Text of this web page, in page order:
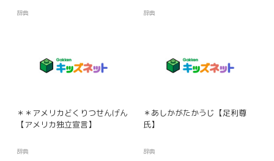
辞典 辞典
＊＊アメリカどくりつせんげん
【アメリカ独立宣言】
辞典
＊あしかがたかうじ【足利尊
氏】
辞典